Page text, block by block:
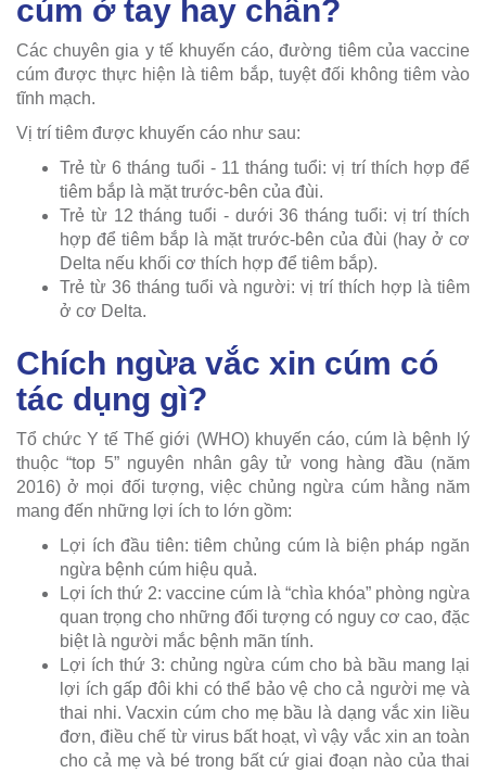
cúm ở tay hay chân?
Các chuyên gia y tế khuyến cáo, đường tiêm của vaccine
cúm được thực hiện là tiêm bắp, tuyệt đối không tiêm vào
tĩnh mạch.
Vị trí tiêm được khuyến cáo như sau:
Trẻ từ 6 tháng tuổi - 11 tháng tuổi: vị trí thích hợp để
tiêm bắp là mặt trước-bên của đùi.
Trẻ từ 12 tháng tuổi - dưới 36 tháng tuổi: vị trí thích
hợp để tiêm bắp là mặt trước-bên của đùi (hay ở cơ
Delta nếu khối cơ thích hợp để tiêm bắp).
Trẻ từ 36 tháng tuổi và người: vị trí thích hợp là tiêm
ở cơ Delta.
Chích ngừa vắc xin cúm có
tác dụng gì?
Tổ chức Y tế Thế giới (WHO) khuyến cáo, cúm là bệnh lý
thuộc “top 5” nguyên nhân gây tử vong hàng đầu (năm
2016) ở mọi đối tượng, việc chủng ngừa cúm hằng năm
mang đến những lợi ích to lớn gồm:
Lợi ích đầu tiên: tiêm chủng cúm là biện pháp ngăn
ngừa bệnh cúm hiệu quả.
Lợi ích thứ 2: vaccine cúm là “chìa khóa” phòng ngừa
quan trọng cho những đối tượng có nguy cơ cao, đặc
biệt là người mắc bệnh mãn tính.
Lợi ích thứ 3: chủng ngừa cúm cho bà bầu mang lại
lợi ích gấp đôi khi có thể bảo vệ cho cả người mẹ và
thai nhi. Vacxin cúm cho mẹ bầu là dạng vắc xin liều
đơn, điều chế từ virus bất hoạt, vì vậy vắc xin an toàn
cho cả mẹ và bé trong bất cứ giai đoạn nào của thai